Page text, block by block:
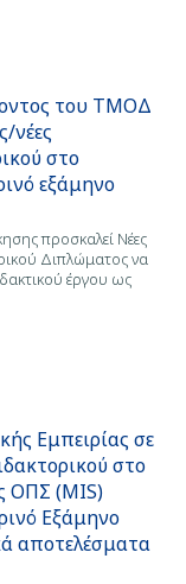
του ΤΜΟΔ
νέες
στο
εξάμηνο
προσκαλεί Νέες
Διπλώματος να
έργου ως
Εμπειρίας σε
στο
ΟΠΣ (MIS)
Εξάμηνο
αποτελέσματα